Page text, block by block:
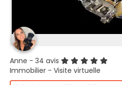
Anne - 34 avis
Immobilier - Visite virtuelle